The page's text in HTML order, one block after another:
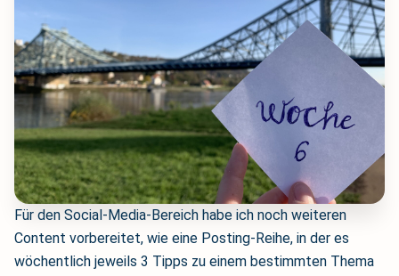
Für den Social-Media-Bereich habe ich noch weiteren
Content vorbereitet, wie eine Posting-Reihe, in der es
wöchentlich jeweils 3 Tipps zu einem bestimmten Thema